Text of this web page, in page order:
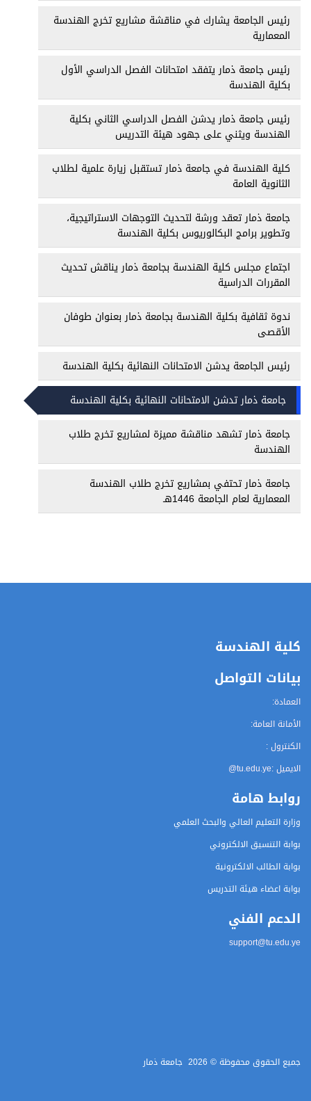
رئيس الجامعة يشارك في مناقشة مشاريع تخرج الهندسة
المعمارية
رئيس جامعة ذمار يتفقد امتحانات الفصل الدراسي الأول
بكلية الهندسة
رئيس جامعة ذمار يدشن الفصل الدراسي الثاني بكلية
الهندسة ويثني على جهود هيئة التدريس
كلية الهندسة في جامعة ذمار تستقبل زيارة علمية لطلاب
الثانوية العامة
جامعة ذمار تعقد ورشة لتحديث التوجهات الاستراتيجية،
وتطوير برامج البكالوريوس بكلية الهندسة
اجتماع مجلس كلية الهندسة بجامعة ذمار يناقش تحديث
المقررات الدراسية
ندوة ثقافية بكلية الهندسة بجامعة ذمار بعنوان طوفان
الأقصى
رئيس الجامعة يدشن الامتحانات النهائية بكلية الهندسة
جامعة ذمار تدشن الامتحانات النهائية بكلية الهندسة
جامعة ذمار تشهد مناقشة مميزة لمشاريع تخرج طلاب
الهندسة
جامعة ذمار تحتفي بمشاريع تخرج طلاب الهندسة
المعمارية لعام الجامعة 1446هـ
كلية الهندسة
بيانات التواصل
العمادة:
الأمانة العامة:
الكنترول :
الايميل :@tu.edu.ye
روابط هامة
وزارة التعليم العالي والبحث العلمي
بوابة التنسيق الالكتروني
بوابة الطالب الالكترونية
بوابة اعضاء هيئة التدريس
الدعم الفني
support@tu.edu.ye
جميع الحقوق محفوظة © 2026 جامعة ذمار